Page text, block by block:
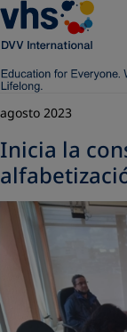
agosto 2023
Inicia la